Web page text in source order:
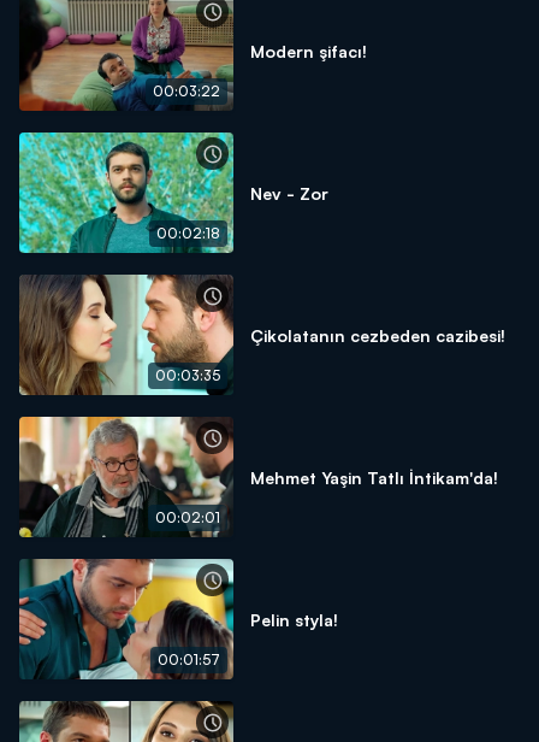
00:03:22
Modern şifacı!
00:02:18
Nev - Zor
00:03:35
Çikolatanın cezbeden cazibesi!
00:02:01
Mehmet Yaşin Tatlı İntikam'da!
00:01:57
Pelin styla!